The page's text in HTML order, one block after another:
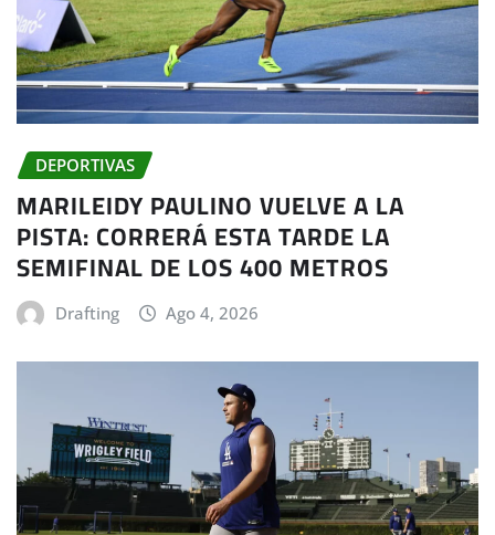
DEPORTIVAS
MARILEIDY PAULINO VUELVE A LA
PISTA: CORRERÁ ESTA TARDE LA
SEMIFINAL DE LOS 400 METROS
Drafting Ago 4, 2026